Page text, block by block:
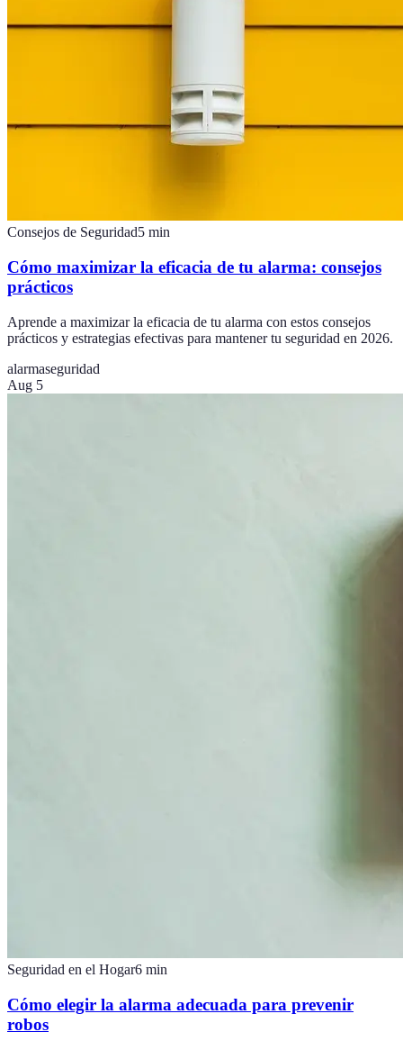
Consejos de Seguridad5 min
Cómo maximizar la eficacia de tu alarma: consejos
prácticos
Aprende a maximizar la eficacia de tu alarma con estos consejos
prácticos y estrategias efectivas para mantener tu seguridad en 2026.
alarmaseguridad
Aug 5
Seguridad en el Hogar6 min
Cómo elegir la alarma adecuada para prevenir
robos